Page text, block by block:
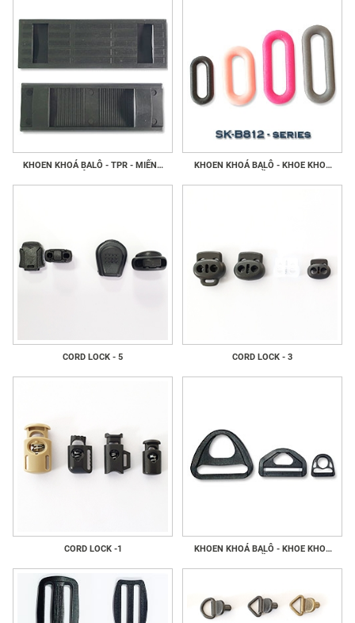
KHOEN KHOÁ BALÔ - TPR - MIẾNG
KHOEN KHOÁ BALÔ - KHOE KHOÁ
CORD LOCK - 5 CORD LOCK - 3
CORD LOCK -1
KHOEN KHOÁ BALÔ - KHOE KHOÁ